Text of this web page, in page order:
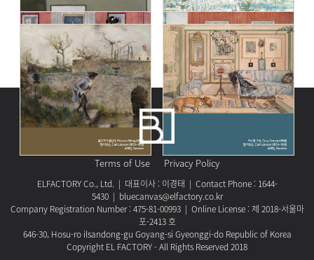
Terms of Use Privacy Policy
ELFACTORY Co., Ltd. | 대표이사 : 이경태 | Contact Phone : 1644-
5430 | bluecanvas@elfactory.co.kr
Company Registration Number : 475-81-00993 | Online License : 제 2018-서울마
포-2413 호
646-30, Hosu-ro ilsandong-gu Goyang-si Gyeonggi-do Republic of Korea
Copyright EL FACTORY - All Rights Reserved 2018